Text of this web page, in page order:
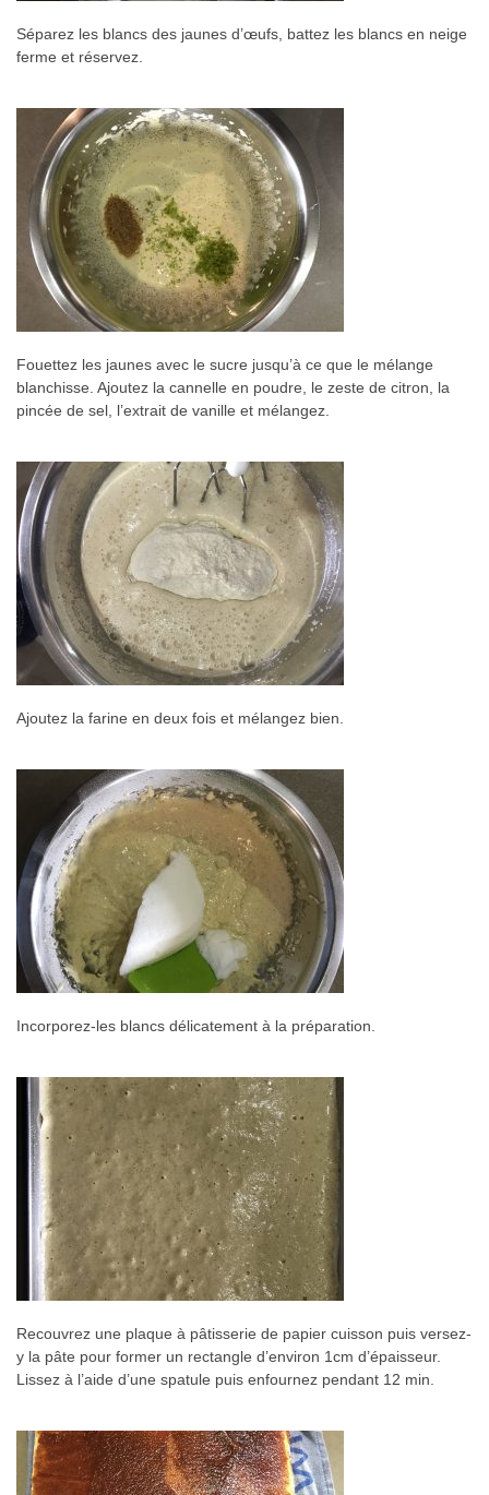
Séparez les blancs des jaunes d’œufs, battez les blancs en neige
ferme et réservez.
Fouettez les jaunes avec le sucre jusqu’à ce que le mélange
blanchisse. Ajoutez la cannelle en poudre, le zeste de citron, la
pincée de sel, l’extrait de vanille et mélangez.
Ajoutez la farine en deux fois et mélangez bien.
Incorporez-les blancs délicatement à la préparation.
Recouvrez une plaque à pâtisserie de papier cuisson puis versez-
y la pâte pour former un rectangle d’environ 1cm d’épaisseur.
Lissez à l’aide d’une spatule puis enfournez pendant 12 min.